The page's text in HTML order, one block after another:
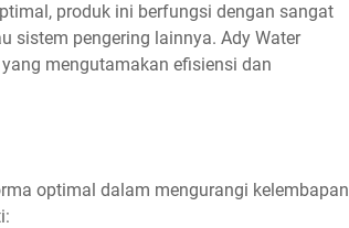
produk ini berfungsi dengan sangat
sistem pengering lainnya. Ady Water
mengutamakan efisiensi dan
optimal dalam mengurangi kelembapan